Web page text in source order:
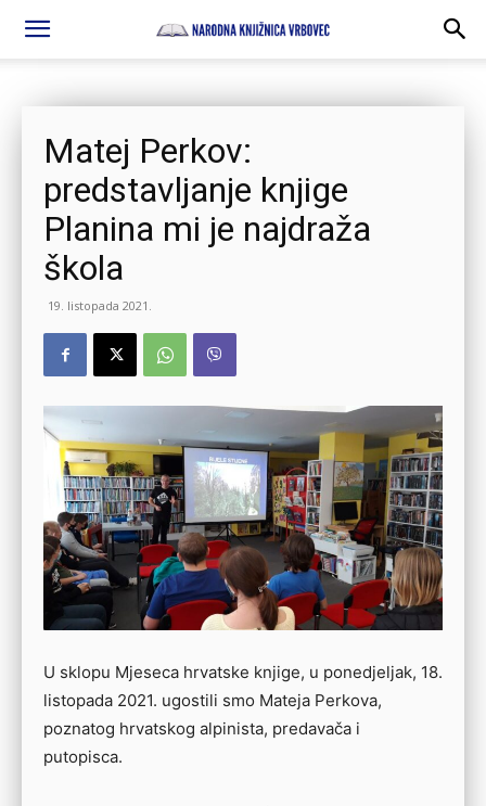
Matej Perkov:
predstavljanje knjige
Planina mi je najdraža
škola
19. listopada 2021.
U sklopu Mjeseca hrvatske knjige, u ponedjeljak, 18.
listopada 2021. ugostili smo Mateja Perkova,
poznatog hrvatskog alpinista, predavača i
putopisca.